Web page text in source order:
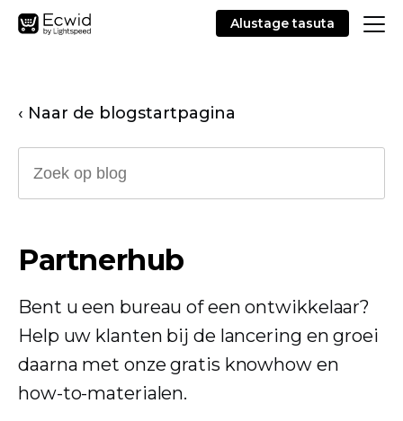
Alustage tasuta
‹ Naar de blogstartpagina
Partnerhub
Bent u een bureau of een ontwikkelaar?
Help uw klanten bij de lancering en groei
daarna met onze gratis knowhow en
how-to-materialen.